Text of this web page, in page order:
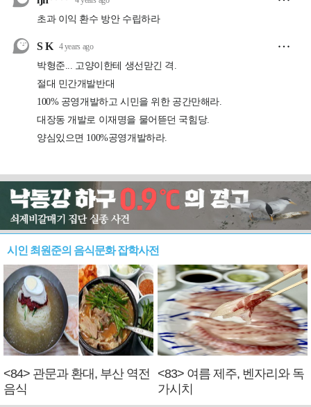
시인 최원준의 음식문화 잡학사전
<84> 관문과 환대, 부산 역전
음식
<83> 여름 제주, 벤자리와 독
가시치